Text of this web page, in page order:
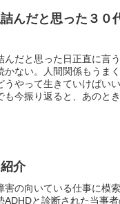
んだと思った３０
んだと思った日正直に言
かない。人間関係もうま
うやって生きていけばい
も今振り返ると、あのと
介
害の向いている仕事に模
ADHDと診断された当事者